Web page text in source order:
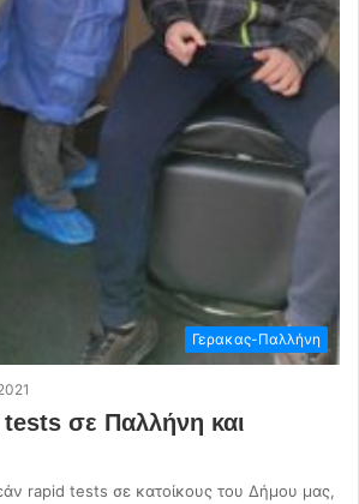
Γερακας-Παλλήνη
σε Παλλήνη και
rapid tests σε κατοίκους του Δήμου μας,